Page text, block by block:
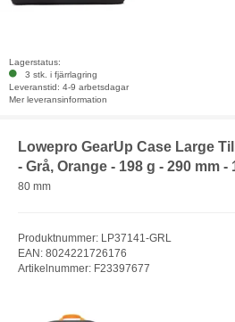
Lagerstatus:
3 stk. i fjärrlagring
Leveranstid: 4-9 arbetsdagar
Mer leveransinformation
Lowepro GearUp Case Large
- Grå, Orange - 198 g - 290 mm -
80 mm
Produktnummer: LP37141-GRL
EAN: 8024221726176
Artikelnummer: F23397677